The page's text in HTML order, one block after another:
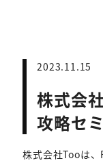
2023.11.15
株式会
攻略セ
株式会社Tooは